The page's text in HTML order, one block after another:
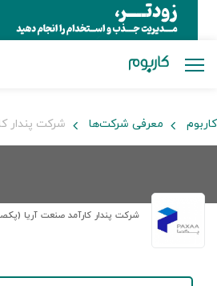
کاربوم معرفی شرکت‌ها شرکت پندار
شرکت پندار کارآمد صنعت آریا